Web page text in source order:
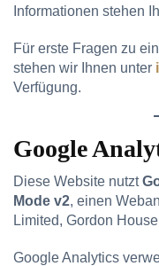
Informationen stehen
Für erste Fragen zu
stehen wir Ihnen unter
Verfügung.
Google
Diese Website nutzt
Mode v2, einen
Limited, Gordon
Google Analytics